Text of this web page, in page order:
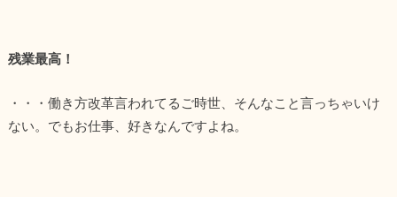
残業最高！
・・・働き方改革言われてるご時世、そんなこと言っちゃいけ
ない。でもお仕事、好きなんですよね。